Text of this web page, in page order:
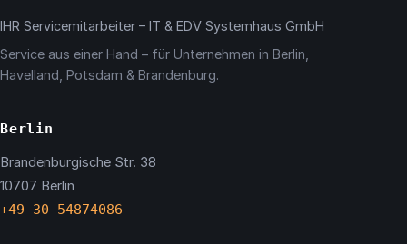
IHR Servicemitarbeiter – IT & EDV Systemhaus GmbH
Service aus einer Hand – für Unternehmen in Berlin,
Havelland, Potsdam & Brandenburg.
Berlin
Brandenburgische Str. 38
10707 Berlin
+49 30 54874086